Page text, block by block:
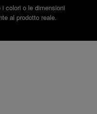
colori o le dimensioni
al prodotto reale.